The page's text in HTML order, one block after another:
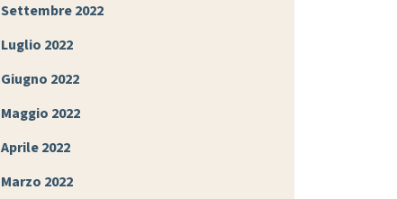
Settembre 2022
Luglio 2022
Giugno 2022
Maggio 2022
Aprile 2022
Marzo 2022